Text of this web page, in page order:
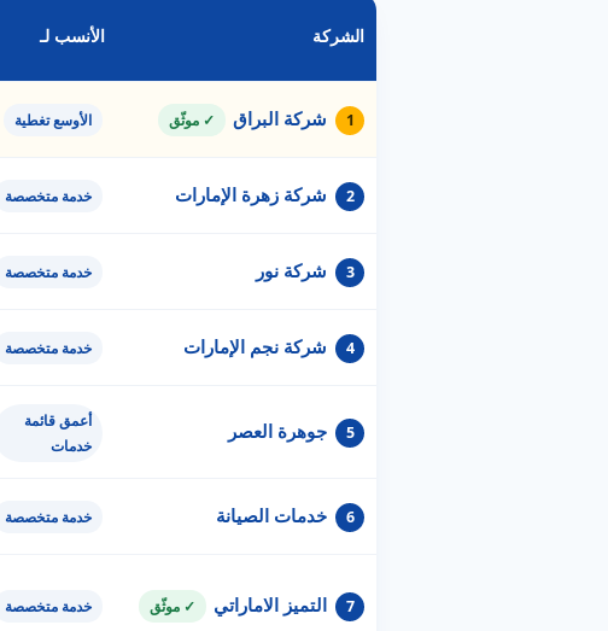
الشركة الأنسب لـ
1 شركة البراق ✓ موثّق الأوسع تغطية
2 شركة زهرة الإمارات خدمة متخصصة
3 شركة نور خدمة متخصصة
4 شركة نجم الإمارات خدمة متخصصة
5 جوهرة العصر
أعمق قائمة
خدمات
6 خدمات الصيانة خدمة متخصصة
7 التميز الاماراتي ✓ موثّق خدمة متخصصة